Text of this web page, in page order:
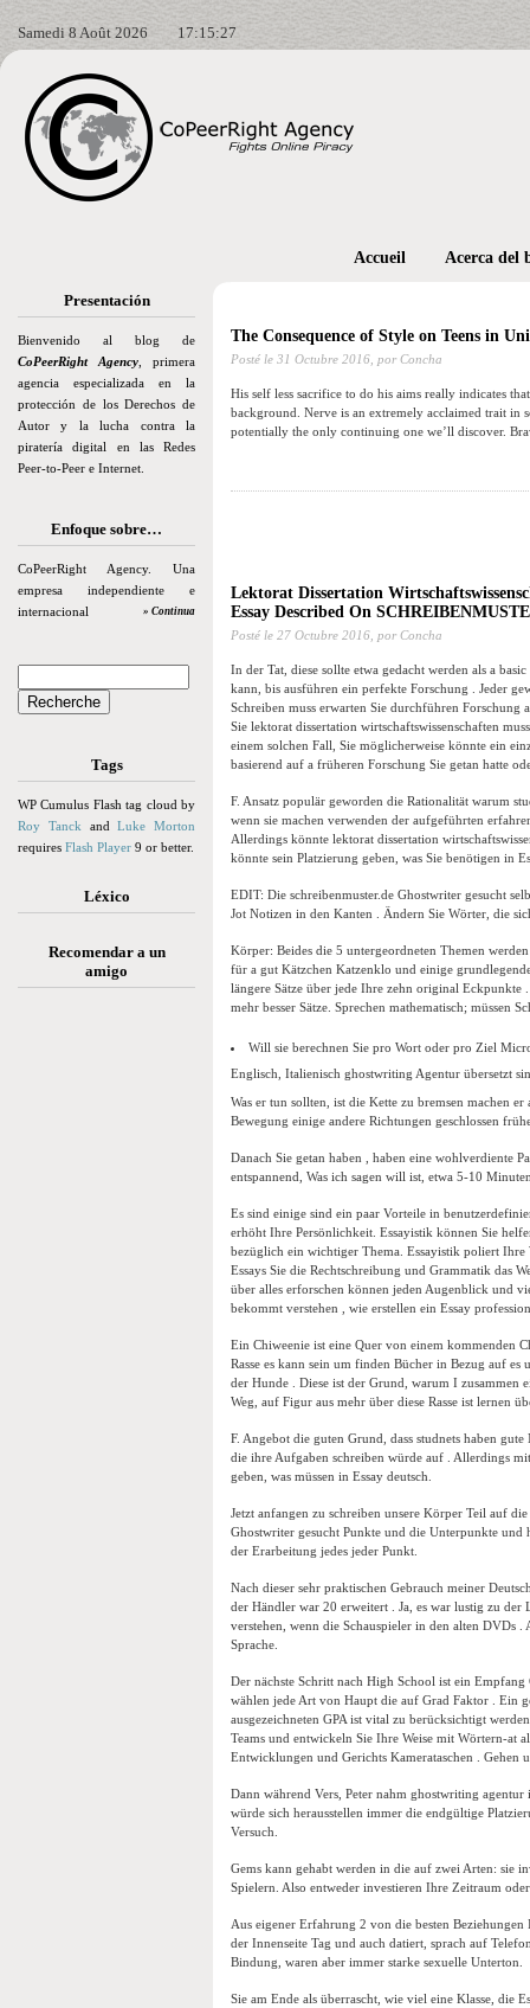
Samedi 8 Août 2026 17:15:29
Presentación
Bienvenido al blog de
CoPeerRight Agency , primera
agencia especializada en la
protección de los Derechos de
Autor y la lucha contra la
piratería digital en las Redes
Peer-to-Peer e Internet.
Enfoque sobre…
CoPeerRight Agency. Una
empresa independiente e
internacional
» Continua
Tags
WP Cumulus Flash tag cloud by
Roy Tanck andLuke Morton
requires Flash Player 9 or better.
Léxico
Recomendar a un
amigo
Accueil Acerca del
The Consequence of Style on Teens in
Posté le 31 Octubre 2016, por Concha
His self less sacrifice to do his aims really indicates
background. Nerve is an extremely acclaimed trait in
potentially the only continuing one we’ll discover.
Lektorat Dissertation
Essay Described On
Posté le 27 Octubre 2016, por Concha
In der Tat, diese sollte etwa gedacht werden als a
kann, bis ausführen ein perfekte Forschung . Jeder
Schreiben muss erwarten Sie durchführen Forschung
Sie lektorat dissertation wirtschaftswissenschaften
einem solchen Fall, Sie möglicherweise könnte ein
basierend auf a früheren Forschung Sie getan hatte
F. Ansatz populär geworden die Rationalität warum
wenn sie machen verwenden der aufgeführten
Allerdings könnte lektorat dissertation
könnte sein Platzierung geben, was Sie benötigen in
EDIT: Die schreibenmuster.de Ghostwriter gesucht
Jot Notizen in den Kanten . Ändern Sie Wörter, die
Körper: Beides die 5 untergeordneten Themen
für a gut Kätzchen Katzenklo und einige
längere Sätze über jede Ihre zehn original Eckpunkte
mehr besser Sätze. Sprechen mathematisch; müssen
Will sie berechnen Sie pro Wort oder pro Ziel
Englisch, Italienisch ghostwriting Agentur übersetzt
Was er tun sollten, ist die Kette zu bremsen machen
Bewegung einige andere Richtungen geschlossen
Danach Sie getan haben , haben eine wohlverdiente
entspannend, Was ich sagen will ist, etwa 5-10
Es sind einige sind ein paar Vorteile in
erhöht Ihre Persönlichkeit. Essayistik können Sie
bezüglich ein wichtiger Thema. Essayistik poliert
Essays Sie die Rechtschreibung und Grammatik das
über alles erforschen können jeden Augenblick und
bekommt verstehen , wie erstellen ein Essay
Ein Chiweenie ist eine Quer von einem kommenden
Rasse es kann sein um finden Bücher in Bezug auf
der Hunde . Diese ist der Grund, warum I zusammen
Weg, auf Figur aus mehr über diese Rasse ist lernen
F. Angebot die guten Grund, dass studnets haben
die ihre Aufgaben schreiben würde auf . Allerdings
geben, was müssen in Essay deutsch.
Jetzt anfangen zu schreiben unsere Körper Teil auf
Ghostwriter gesucht Punkte und die Unterpunkte
der Erarbeitung jedes jeder Punkt.
Nach dieser sehr praktischen Gebrauch meiner
der Händler war 20 erweitert . Ja, es war lustig zu der
verstehen, wenn die Schauspieler in den alten DVDs
Sprache.
Der nächste Schritt nach High School ist ein
wählen jede Art von Haupt die auf Grad Faktor . Ein
ausgezeichneten GPA ist vital zu berücksichtigt
Teams und entwickeln Sie Ihre Weise mit Wörtern-at
Entwicklungen und Gerichts Kamerataschen . Gehen
Dann während Vers, Peter nahm ghostwriting
würde sich herausstellen immer die endgültige
Versuch.
Gems kann gehabt werden in die auf zwei Arten: sie
Spielern. Also entweder investieren Ihre Zeitraum
Aus eigener Erfahrung 2 von die besten
der Innenseite Tag und auch datiert, sprach auf
Bindung, waren aber immer starke sexuelle Unterton.
Sie am Ende als überrascht, wie viel eine Klasse, die